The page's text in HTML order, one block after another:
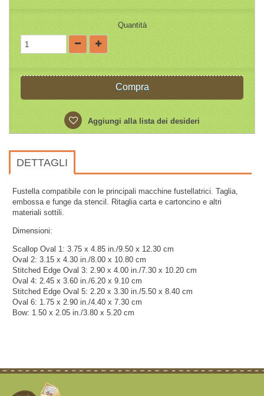
Quantità
Compra
Aggiungi alla lista dei desideri
DETTAGLI
Fustella compatibile con le principali macchine fustellatrici. Taglia,
embossa e funge da stencil. Ritaglia carta e cartoncino e altri
materiali sottili.
Dimensioni:
Scallop Oval 1: 3.75 x 4.85 in./9.50 x 12.30 cm
Oval 2: 3.15 x 4.30 in./8.00 x 10.80 cm
Stitched Edge Oval 3: 2.90 x 4.00 in./7.30 x 10.20 cm
Oval 4: 2.45 x 3.60 in./6.20 x 9.10 cm
Stitched Edge Oval 5: 2.20 x 3.30 in./5.50 x 8.40 cm
Oval 6: 1.75 x 2.90 in./4.40 x 7.30 cm
Bow: 1.50 x 2.05 in./3.80 x 5.20 cm